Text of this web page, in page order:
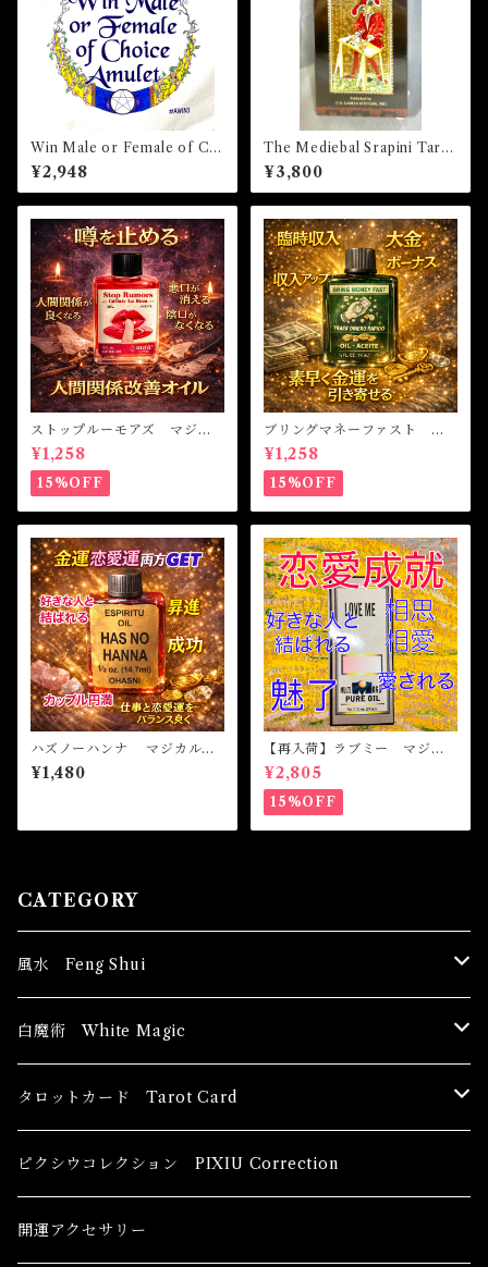
Win Male or Female of Ch
oice Amulet ウィンメールオ
アフィメールオブチョイスア
ミュレット 白魔術アミュレ
¥2,948
The Mediebal Srapini Tarot
ザ・メディーバルスラピニタ
ロット
¥3,800
ストップルーモアズ マジカ
ルオイル・魔女オイル Stop
Rumors Magical Oil
¥1,258
15%OFF
ブリングマネーファスト マ
ジカルオイル・魔女オイル B
RING MONEY FAST Magi
cal Oil
¥1,258
15%OFF
ハズノーハンナ マジカルオ
イル・魔女オイル HAS NO
HANNA Magical Oil
¥1,480
【再入荷】ラブミー マジカ
ルオイル・魔女オイル Love
Me Magical Oil
¥2,805
15%OFF
CATEGORY
風水 Feng Shui
ブッダ Buddha
恋愛運
健康運 Health
金運 Money
白魔術 White Magic
香油 Oils
恋愛 Love
金運 Money
キャンドル Candles
恋愛 Love
線香 Stick Incense
タロットカード Tarot Card
初心者向け For The Beginners
中級者向け
ピクシウコレクション PIXIU Correction
開運アクセサリー